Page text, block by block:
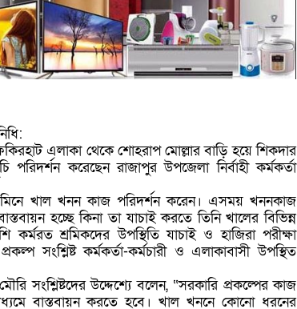
এলাকা থেকে শোহরাপ মোল্লার বাড়ি হয়ে শিকদার
পরিদর্শন করেছেন রাজাপুর উপজেলা নির্বাহী কর্মকর্তা
খাল খনন কাজ পরিদর্শন করেন। এসময় খননকাজ
হচ্ছে কিনা তা যাচাই করতে তিনি খালের বিভিন্ন
শ্রমিকদের উপস্থিতি যাচাই ও হাজিরা পরীক্ষা
সংশ্লিষ্ট কর্মকর্তা-কর্মচারী ও এলাকাবাসী উপস্থিত
সংশ্লিষ্টদের উদ্দেশ্যে বলেন, “সরকারি প্রকল্পের কাজ
বাস্তবায়ন করতে হবে। খাল খননে কোনো ধরনের